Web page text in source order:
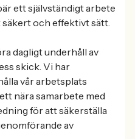
ett självständigt arbete
och effektivt sätt.
dagligt underhåll av
skick. Vi har
vår arbetsplats
nära samarbete med
för att säkerställa
av